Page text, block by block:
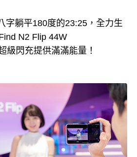
字躺平180度的23:25，全力生
N2 Flip 44W
級閃充提供滿滿能量！